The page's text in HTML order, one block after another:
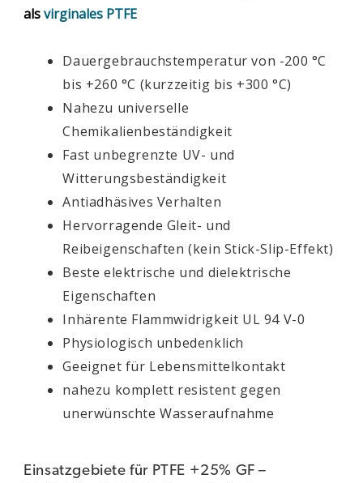
alsvirginales PTFE
Dauergebrauchstemperatur von -200 °C
bis +260 °C (kurzzeitig bis +300 °C)
Nahezu universelle
Chemikalienbeständigkeit
Fast unbegrenzte UV- und
Witterungsbeständigkeit
Antiadhäsives Verhalten
Hervorragende Gleit- und
Reibeigenschaften (kein Stick-Slip-Effekt)
Beste elektrische und dielektrische
Eigenschaften
Inhärente Flammwidrigkeit UL 94 V-0
Physiologisch unbedenklich
Geeignet für Lebensmittelkontakt
nahezu komplett resistent gegen
unerwünschte Wasseraufnahme
Einsatzgebiete für PTFE +25% GF –